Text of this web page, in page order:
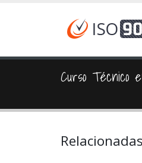
Curso Técnico
Relacionadas